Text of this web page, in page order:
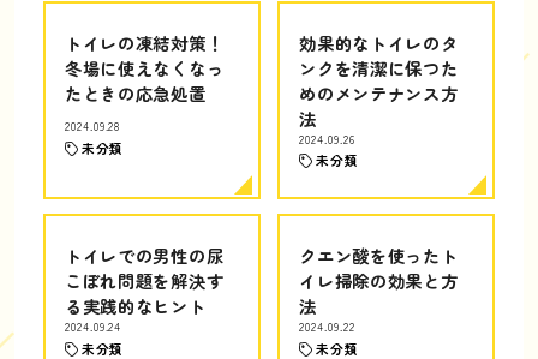
トイレの凍結対策！
冬場に使えなくなっ
たときの応急処置
2024.09.28
未分類
効果的なトイレのタ
ンクを清潔に保つた
めのメンテナンス方
法
2024.09.26
未分類
トイレでの男性の尿
こぼれ問題を解決す
る実践的なヒント
2024.09.24
未分類
クエン酸を使ったト
イレ掃除の効果と方
法
2024.09.22
未分類